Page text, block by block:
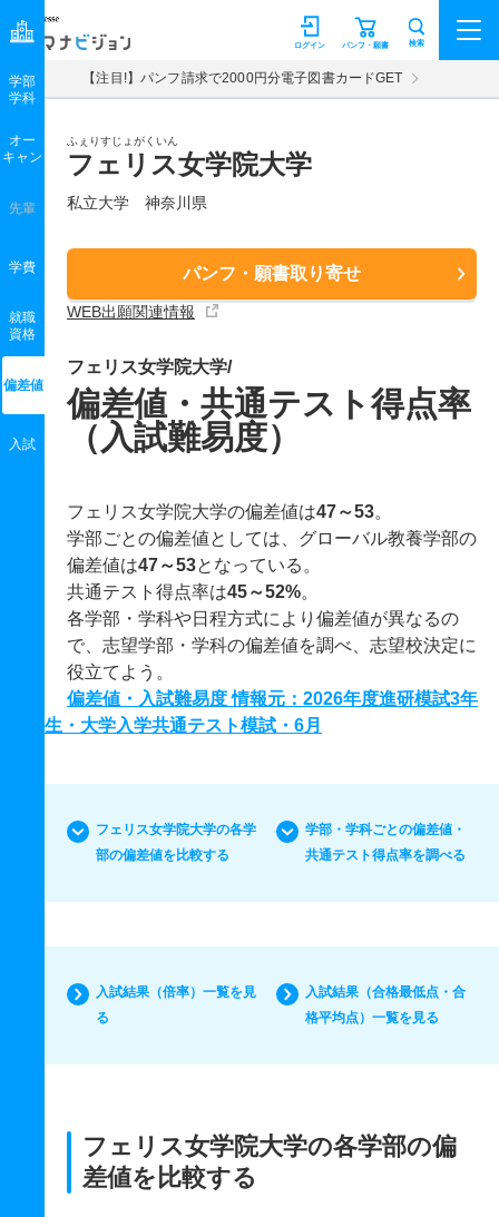
マナビジョン パンフ・願書
ログイン 検索
【注目!】パンフ請求で2000円分電子図書カードGET
ふぇりすじょがくいん
フェリス女学院大学
私立大学 神奈川県
パンフ・願書取り寄せ
WEB出願関連情報
学部
学科
オー
キャン
先輩
学費
就職
資格
偏差値
入試
フェリス女学院大学/
偏差値・共通テスト得点率
（入試難易度）
フェリス女学院大学の偏差値は47～53。
学部ごとの偏差値としては、グローバル教養学部の
偏差値は47～53となっている。
共通テスト得点率は45～52%。
各学部・学科や日程方式により偏差値が異なるの
で、志望学部・学科の偏差値を調べ、志望校決定に
役立てよう。
偏差値・入試難易度 情報元：2026年度進研模試3年
生・大学入学共通テスト模試・6月
フェリス女学院大学の各学
部の偏差値を比較する
学部・学科ごとの偏差値・
共通テスト得点率を調べる
入試結果（倍率）一覧を見
る
入試結果（合格最低点・合
格平均点）一覧を見る
フェリス女学院大学の各学部の偏
差値を比較する